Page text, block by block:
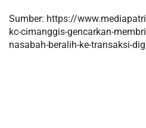
Sumber: https://
kc-cimanggis-gencarkan-
nasabah-beralih-ke-transaksi-